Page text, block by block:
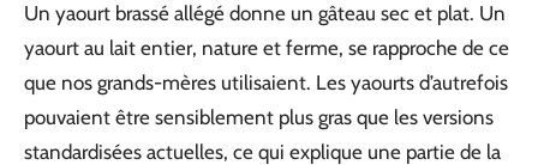
Un yaourt brassé allégé donne un gâteau sec et plat. Un
yaourt au lait entier, nature et ferme, se rapproche de ce
que nos grands-mères utilisaient. Les yaourts d’autrefois
pouvaient être sensiblement plus gras que les versions
standardisées actuelles, ce qui explique une partie de la